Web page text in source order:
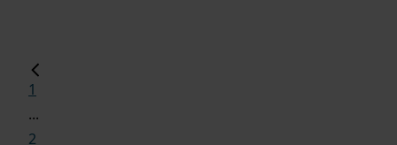
1
...
2